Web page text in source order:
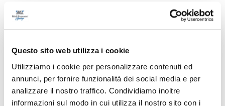
Questo sito web utilizza i cookie
Utilizziamo i cookie per personalizzare contenuti ed
annunci, per fornire funzionalità dei social media e per
analizzare il nostro traffico. Condividiamo inoltre
informazioni sul modo in cui utilizza il nostro sito con i
Coppa Italia Serie C - Biglietti ancora bloccati
per il derby tra Pescara e Samb: decide il
di Pierluigi Dorotei